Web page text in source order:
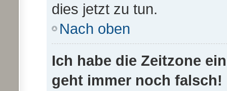
dies jetzt zu tun.
Nach oben
Ich habe die Zeitzone
geht immer noch falsch!